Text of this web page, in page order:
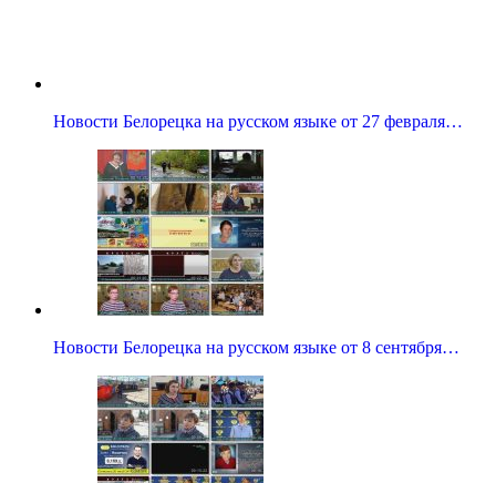
Новости Белорецка на русском языке от 27 февраля…
Новости Белорецка на русском языке от 8 сентября…